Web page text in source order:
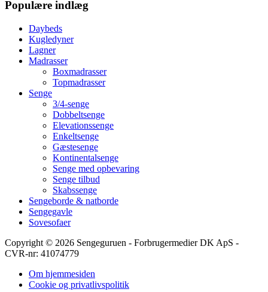
Populære indlæg
Daybeds
Kugledyner
Lagner
Madrasser
Boxmadrasser
Topmadrasser
Senge
3/4-senge
Dobbeltsenge
Elevationssenge
Enkeltsenge
Gæstesenge
Kontinentalsenge
Senge med opbevaring
Senge tilbud
Skabssenge
Sengeborde & natborde
Sengegavle
Sovesofaer
Copyright © 2026 Sengeguruen - Forbrugermedier DK ApS -
CVR-nr: 41074779
Om hjemmesiden
Cookie og privatlivspolitik